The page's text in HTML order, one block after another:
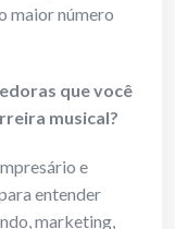
maior número
que você
musical?
e
entender
marketing,